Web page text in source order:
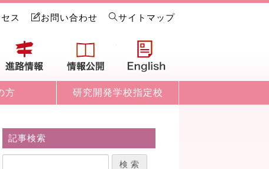
ス お問い合わせ サイトマップ
試情報 進路情報 情報公開
方 研究開発学校指定校
記事検索